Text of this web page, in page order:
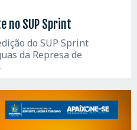
no SUP Sprint
do SUP Sprint
da Represa de